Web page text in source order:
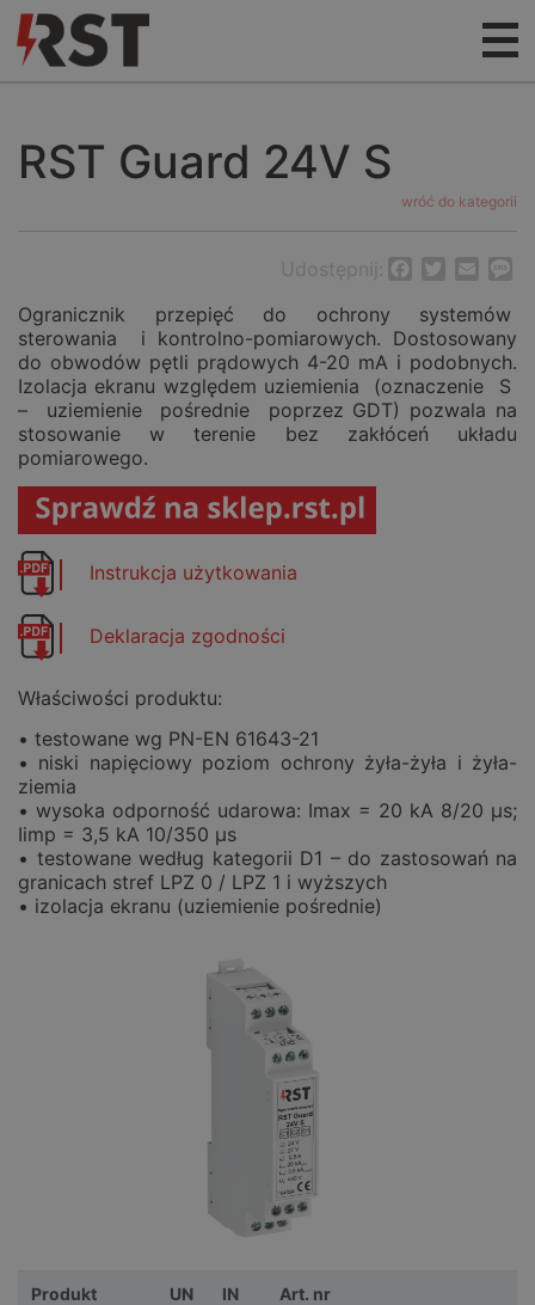
RST Guard 24V S
wróć do kategorii
Udostępnij: Facebook
Twitter
Email
Ogranicznik przepięć do ochrony systemów
sterowania i kontrolno-pomiarowych. Dostosowany
do obwodów pętli prądowych 4-20 mA i podobnych.
Izolacja ekranu względem uziemienia (oznaczenie S
– uziemienie pośrednie poprzez GDT) pozwala na
stosowanie w terenie bez zakłóceń układu
pomiarowego.
Instrukcja użytkowania
Deklaracja zgodności
Właściwości produktu:
• testowane wg PN-EN 61643-21
• niski napięciowy poziom ochrony żyła-żyła i żyła-
ziemia
• wysoka odporność udarowa: Imax = 20 kA 8/20 μs;
Iimp = 3,5 kA 10/350 μs
• testowane według kategorii D1 – do zastosowań na
granicach stref LPZ 0 / LPZ 1 i wyższych
• izolacja ekranu (uziemienie pośrednie)
Produkt UN IN Art. nr